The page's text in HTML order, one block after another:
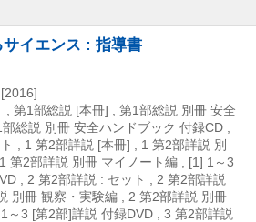
イエンス : 指導書
[2016]
, 第1部総説 [本冊] , 第1部総説 別冊 安全
総説 別冊 安全ハンドブック 付録CD ,
, 1 第2部詳説 [本冊] , 1 第2部詳説 別
第2部詳説 別冊 マイノート編 , [1] 1～3
, 2 第2部詳説 : セット , 2 第2部詳説
別冊 観察・実験編 , 2 第2部詳説 別冊
～3 [第2部]詳説 付録DVD , 3 第2部詳説